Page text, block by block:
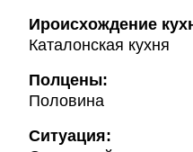
Ироисхождение
Каталонская кухня
Полцены:
Половина
Ситуация: